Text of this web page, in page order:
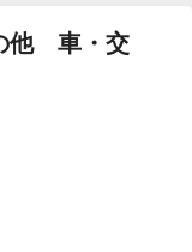
他 車・交